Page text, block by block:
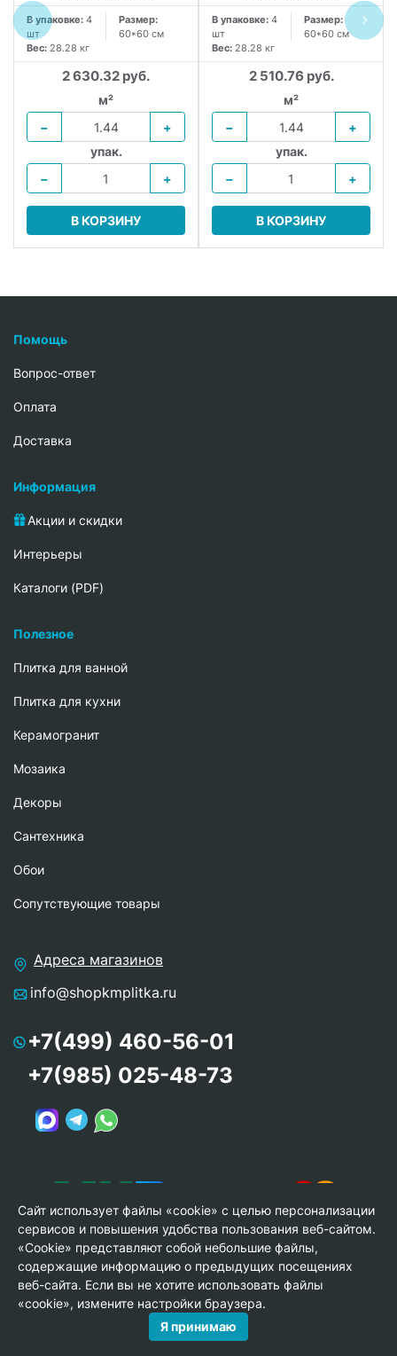
В упаковке: 4
шт
Размер:
60*60 см
Вес: 28.28 кг
2 630.32 руб.
м²
−
+
упак.
−
+
В КОРЗИНУ
В упаковке: 4
шт
Размер:
60*60 см
Вес: 28.28 кг
2 510.76 руб.
м²
−
+
упак.
−
+
В КОРЗИНУ
Помощь
Вопрос-ответ
Oплата
Доставка
Информация
Акции и скидки
Интерьеры
Каталоги (PDF)
Полезное
Плитка для ванной
Плитка для кухни
Керамогранит
Мозаика
Декоры
Сантехника
Обои
Сопутствующие товары
Адреса магазинов
info@shopkmplitka.ru
+7(499) 460-56-01
+7(985) 025-48-73
© Copyright 2013-2026 KERAMA MARAZZI, ООО «Гамма
Керамика»
Сайт использует файлы «cookie» с целью персонализации
сервисов и повышения удобства пользования веб-сайтом.
«Cookie» представляют собой небольшие файлы,
содержащие информацию о предыдущих посещениях
веб-сайта. Если вы не хотите использовать файлы
«cookie», измените настройки браузера.
Я принимаю